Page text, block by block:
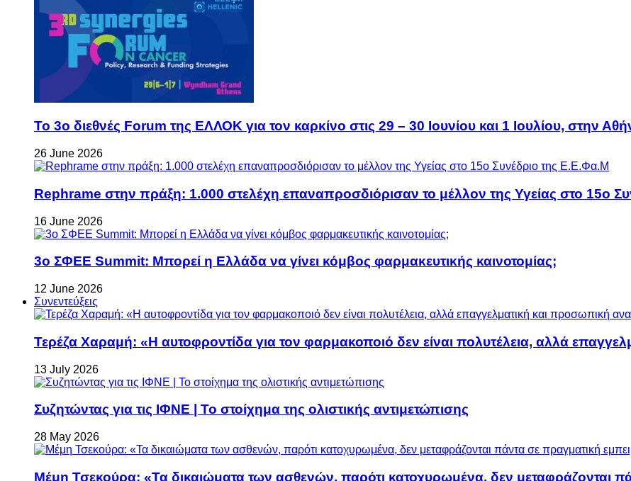
Το 3ο διεθνές Forum της ΕΛΛΟΚ για τον καρκίνο στις 29 – 30 Ιουνίου και 1 Ιουλίου, στην
26 June 2026
Rephrame στην πράξη: 1.000 στελέχη επαναπροσδιόρισαν το μέλλον της Υγείας στο 15ο
16 June 2026
3ο ΣΦΕΕ Summit: Μπορεί η Ελλάδα να γίνει κόμβος φαρμακευτικής καινοτομίας;
12 June 2026
Συνεντεύξεις
Τερέζα Χαραμή: «Η αυτοφροντίδα για τον φαρμακοποιό δεν είναι πολυτέλεια, αλλά
13 July 2026
Συζητώντας για τις ΙΦΝΕ | Το στοίχημα της ολιστικής αντιμετώπισης
28 May 2026
Μέμη Τσεκούρα: «Τα δικαιώματα των ασθενών, παρότι κατοχυρωμένα, δεν μεταφράζονται